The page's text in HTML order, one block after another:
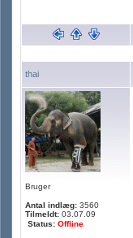
thai
Bruger
Antal indlæg: 3560
Tilmeldt: 03.07.09
Status: Offline